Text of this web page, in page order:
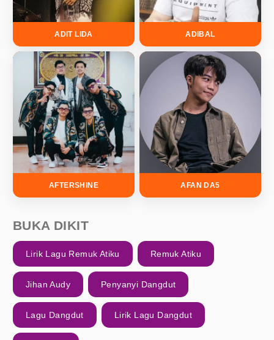
ADIT LIDA ADIBAL
AFTERSHINE AFAN DA5
BUKA DIKIT
Lirik Lagu Remuk Atiku Remuk Atiku
Jihan Audy Penyanyi Dangdut
Lagu Dangdut Lirik Lagu Dangdut